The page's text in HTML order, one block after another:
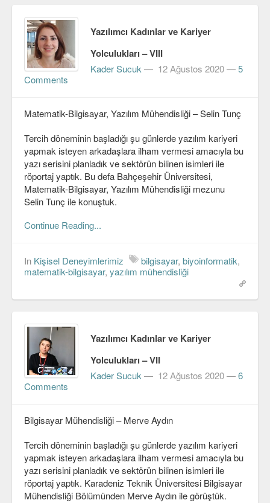
Yazılımcı Kadınlar ve Kariyer
Yolculukları – VIII
Kader Sucuk — 12 Ağustos 2020—5
Comments
Matematik-Bilgisayar, Yazılım Mühendisliği – Selin Tunç
Tercih döneminin başladığı şu günlerde yazılım kariyeri
yapmak isteyen arkadaşlara ilham vermesi amacıyla bu
yazı serisini planladık ve sektörün bilinen isimleri ile
röportaj yaptık. Bu defa Bahçeşehir Üniversitesi,
Matematik-Bilgisayar, Yazılım Mühendisliği mezunu
Selin Tunç ile konuştuk.
Continue Reading...
In Kişisel Deneyimlerimiz bilgisayar, biyoinformatik,
matematik-bilgisayar, yazılım mühendisliği
Yazılımcı Kadınlar ve Kariyer
Yolculukları – VII
Kader Sucuk — 12 Ağustos 2020—6
Comments
Bilgisayar Mühendisliği – Merve Aydın
Tercih döneminin başladığı şu günlerde yazılım kariyeri
yapmak isteyen arkadaşlara ilham vermesi amacıyla bu
yazı serisini planladık ve sektörün bilinen isimleri ile
röportaj yaptık. Karadeniz Teknik Üniversitesi Bilgisayar
Mühendisliği Bölümünden Merve Aydın ile görüştük.